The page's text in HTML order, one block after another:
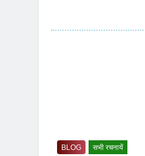
BLOG सभी रचनायें